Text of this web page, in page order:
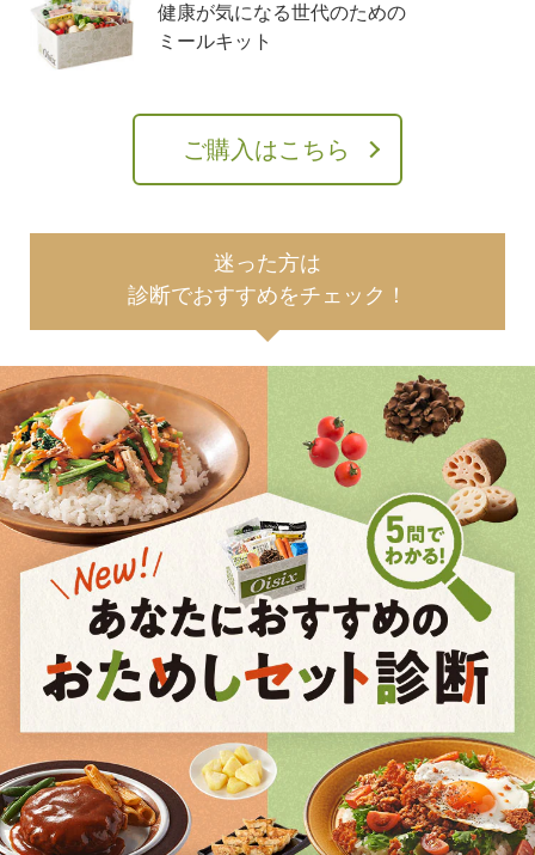
健康が気になる世代のための
ミールキット
ご購入はこちら
迷った方は
診断でおすすめをチェック！